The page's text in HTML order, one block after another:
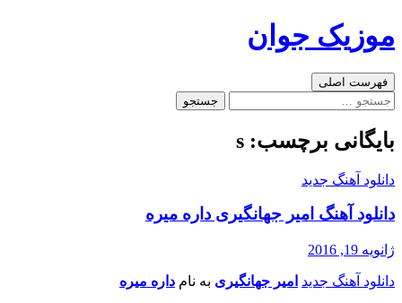
به
موزیک جوان
جست‌وجو
فهرست اصلی
جستجو
بایگانی برچسب: s
دانلود آهنگ جدید
دانلود آهنگ امیر جهانگیری داره میره
ژانویه 19, 2016
دانلود آهنگ جدید امیر جهانگیری به نام داره میره